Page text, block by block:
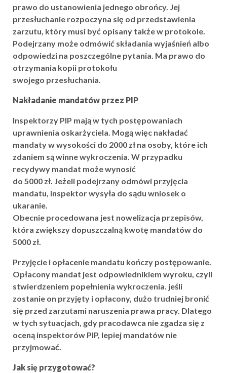
prawo do ustanowienia jednego obrońcy. Jej
przesłuchanie rozpoczyna się od przedstawienia
zarzutu, który musi być opisany także w protokole.
Podejrzany może odmówić składania wyjaśnień albo
odpowiedzi na poszczególne pytania. Ma prawo do
otrzymania kopii protokołu
swojego przesłuchania.
Nakładanie mandatów przez PIP
Inspektorzy PIP mają w tych postępowaniach
uprawnienia oskarżyciela. Mogą więc nakładać
mandaty w wysokości do 2000 zł na osoby, które ich
zdaniem są winne wykroczenia. W przypadku
recydywy mandat może wynosić
do 5000 zł. Jeżeli podejrzany odmówi przyjęcia
mandatu, inspektor wysyła do sądu wniosek o
ukaranie.
Obecnie procedowana jest nowelizacja przepisów,
która zwiększy dopuszczalną kwotę mandatów do
5000 zł.
Przyjęcie i opłacenie mandatu kończy postępowanie.
Opłacony mandat jest odpowiednikiem wyroku, czyli
stwierdzeniem popełnienia wykroczenia. jeśli
zostanie on przyjęty i opłacony, dużo trudniej bronić
się przed zarzutami naruszenia prawa pracy. Dlatego
w tych sytuacjach, gdy pracodawca nie zgadza się z
oceną inspektorów PIP, lepiej mandatów nie
przyjmować.
Jak się przygotować?